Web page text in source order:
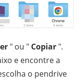
" ou " Copiar ".
e encontre a
o pendrive